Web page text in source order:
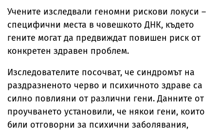
Учените изследвали геномни рискови локуси –
специфични места в човешкото ДНК, където
гените могат да предвиждат повишен риск от
конкретен здравен проблем.
Изследователите посочват, че синдромът на
раздразненото черво и психичното здраве са
силно повлияни от различни гени. Данните от
проучването установили, че някои гени, които
били отговорни за психични заболявания,